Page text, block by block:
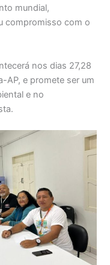
mundial,
compromisso com o
nos dias 27,28
AP, e promete ser um
e no